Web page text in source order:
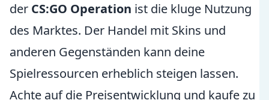
der CS:GO Operation ist die kluge Nutzung
des Marktes. Der Handel mit Skins und
anderen Gegenständen kann deine
Spielressourcen erheblich steigen lassen.
Achte auf die Preisentwicklung und kaufe zu